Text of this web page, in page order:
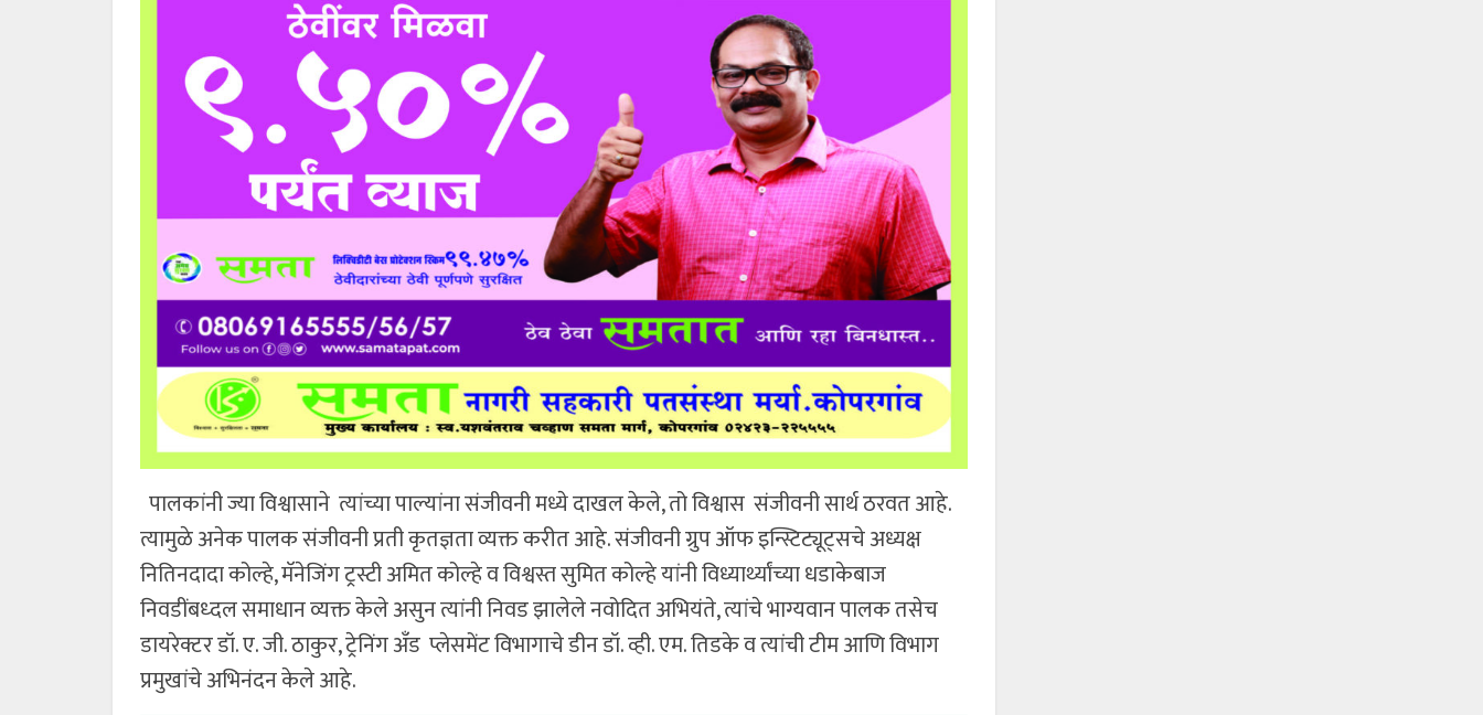
पालकांनी ज्या विश्वासाने त्यांच्या पाल्यांना संजीवनी मध्ये दाखल केले, तो विश्वास संजीवनी सार्थ ठरवत आहे.
त्यामुळे अनेक पालक संजीवनी प्रती कृतज्ञता व्यक्त करीत आहे. संजीवनी ग्रुप ऑफ इन्स्टिट्यूट्सचे अध्यक्ष
नितिनदादा कोल्हे, मॅनेजिंग ट्रस्टी अमित कोल्हे व विश्वस्त सुमित कोल्हे यांनी विध्यार्थ्यांच्या धडाकेबाज
निवडींबध्दल समाधान व्यक्त केले असुन त्यांनी निवड झालेले नवोदित अभियंते, त्यांचे भाग्यवान पालक तसेच
डायरेक्टर डॉ. ए. जी. ठाकुर, ट्रेनिंग अँड प्लेसमेंट विभागाचे डीन डॉ. व्ही. एम. तिडके व त्यांची टीम आणि विभाग
प्रमुखांचे अभिनंदन केले आहे.